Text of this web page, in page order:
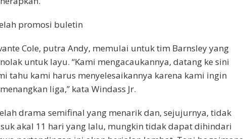
promosi buletin
Cole, putra Andy, memulai untuk tim Barnsley yang
untuk layu. “Kami mengacaukannya, datang ke sini
tahu kami harus menyelesaikannya karena kami ingin
liga,” kata Windass Jr.
drama semifinal yang menarik dan, sejujurnya, tidak
akal 11 hari yang lalu, mungkin tidak dapat dihindari